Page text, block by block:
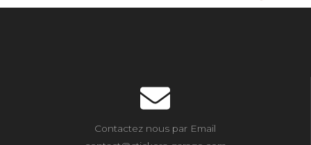
Contactez nous par Email